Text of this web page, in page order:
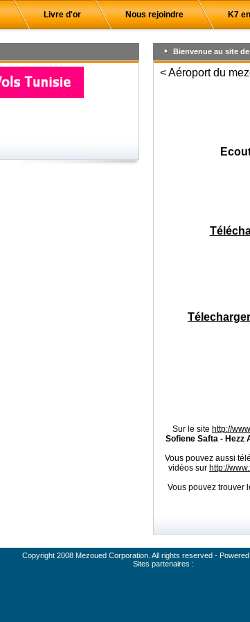
Livre d'or Nous rejoindre K7
Bienvenue au site
< Aéroport du
Sur le site http://
Sofiene Safta - Hezz
Vous pouvez aussi
vidéos sur http://
Vous pouvez trouver
Copyright 2008 Mezoued Corporation. All rights reserved -
Sites partenaires :